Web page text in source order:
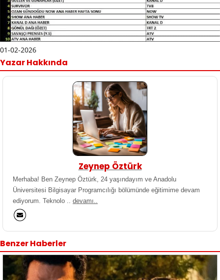
01-02-2026
Yazar Hakkında
Zeynep Öztürk
Merhaba! Ben Zeynep Öztürk, 24 yaşındayım ve Anadolu
Üniversitesi Bilgisayar Programcılığı bölümünde eğitimime devam
ediyorum. Teknolo .. devamı..
Benzer Haberler